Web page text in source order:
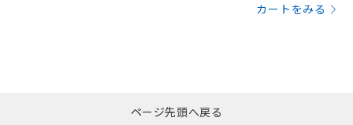
カートをみる
ページ先頭へ戻る